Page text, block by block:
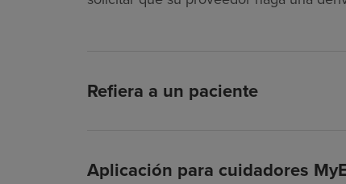
Refiera a un paciente
Aplicación para cuidadores